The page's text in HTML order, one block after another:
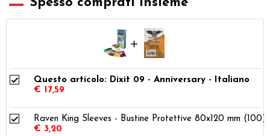
Questo articolo: Dixit 09 - Anniversary - Italiano
€ 17,59
Raven King Sleeves - Bustine Protettive 80x120 mm (100)
€ 3,20